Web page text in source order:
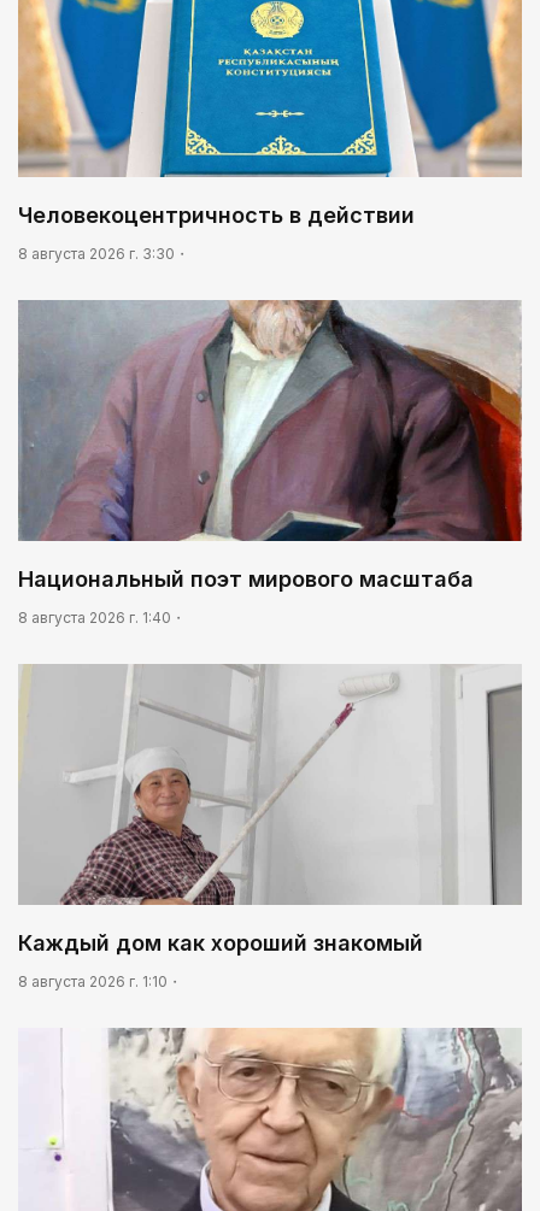
Человекоцентричность в действии
8 августа 2026 г. 3:30
Национальный поэт мирового масштаба
8 августа 2026 г. 1:40
Каждый дом как хороший знакомый
8 августа 2026 г. 1:10